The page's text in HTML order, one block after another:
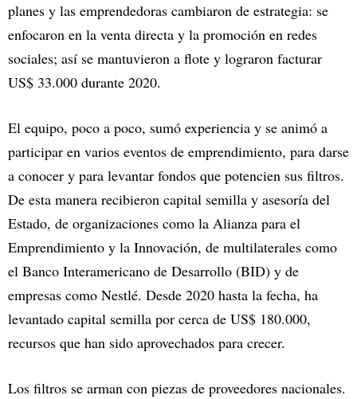
planes y las emprendedoras cambiaron de estrategia: se
enfocaron en la venta directa y la promoción en redes
sociales; así se mantuvieron a flote y lograron facturar
US$ 33.000 durante 2020.
El equipo, poco a poco, sumó experiencia y se animó a
participar en varios eventos de emprendimiento, para darse
a conocer y para levantar fondos que potencien sus filtros.
De esta manera recibieron capital semilla y asesoría del
Estado, de organizaciones como la Alianza para el
Emprendimiento y la Innovación, de multilaterales como
el Banco Interamericano de Desarrollo (BID) y de
empresas como Nestlé. Desde 2020 hasta la fecha, ha
levantado capital semilla por cerca de US$ 180.000,
recursos que han sido aprovechados para crecer.
Los filtros se arman con piezas de proveedores nacionales.